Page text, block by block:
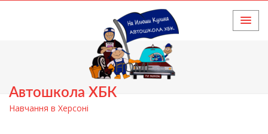
Автошкола ХБК
Навчання в Херсоні
HOME